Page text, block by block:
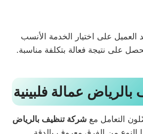
على اختيار الخدمة الأنسب
على نتيجة فعالة بتكلفة مناسبة.
عمالة فلبينية
التعامل مع شركة تنظيف بالرياض